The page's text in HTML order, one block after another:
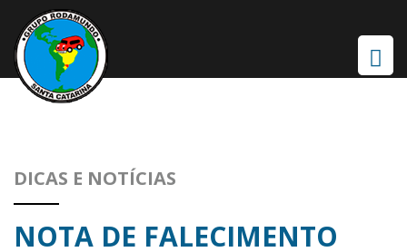
DICAS E NOTÍCIAS
NOTA DE FALECIMENTO